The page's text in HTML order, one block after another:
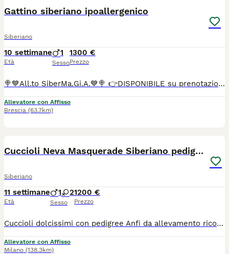
Gattino siberiano ipoallergenico
Siberiano
10 settimane
Età
1
Sesso
1300 €
Prezzo
🍭💙All.to SiberMa.Gi.A.💙🍭 👉DISPONIBILE su prenotazione siberiano tradizionale!🌟🐱🌟 Maschio 🩵 ♥️Potranno lasciare l'allevamento dai 90 gg con: 📌Chip 📌Vaccini 📌Profilassi antielmintica completa 📌Snap giardia negativo 📌Coprologico per flottazione negativo 📌profilassi antiparassitaria in corso di validità 📌libretto sanitario 📌certificato di buona salute 📌pedigree RICONOSCIUTO DAL MINISTERO delle politiche agricole 📌copia degli esami Hcm, pkd, Pkdef dei genitori.♥️ 📌Assistenza all' inserimento in famiglia 📌 Assistenza alla nutrizione ♦️Abituati in contesto domestico e famigliare, abituati ai cani, altri gatti e bambini♦️
Allevatore con Affisso
Brescia (63.7km)
Cuccioli Neva Masquerade Siberiano pedigree Anfi
Siberiano
11 settimane
Età
1 2
Sesso
1200 €
Prezzo
Cuccioli dolcissimi con pedigree Anfi da allevamento riconosciuto con affisso. I cuccioli hanno il libretto sanitario, microchip, vaccinazioni, i certificati di assenza parassiti, assenza di malattie infettive, assenza di anomalie e di buona salute. I genitori sono iscritti all’Associazione Nazionale Felina Italiana e seguiti dai veterinari regolarmente con certificazioni e pedigree.
Allevatore con Affisso
Milano (138.3km)